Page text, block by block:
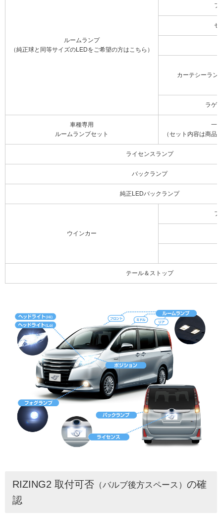
ルームランプ
（純正球と同等サイズのLEDをご希望の方はこちら）
フ
セ
カーテシーラン
ラゲ
車種専用
ルームランプセット
一
（セット内容は商品
ライセンスランプ
バックランプ
純正LEDバックランプ
ウインカー
フ
テール＆ストップ
RIZING2 取付可否 （バルブ後方スペース） の確
認